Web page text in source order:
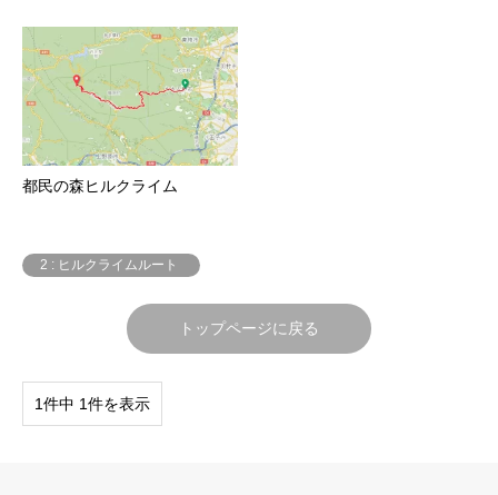
都民の森ヒルクライム
2 : ヒルクライムルート
トップページに戻る
1件中 1件を表示